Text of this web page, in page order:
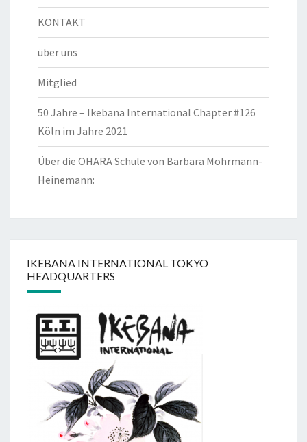
KONTAKT
über uns
Mitglied
50 Jahre – Ikebana International Chapter #126
Köln im Jahre 2021
Über die OHARA Schule von Barbara Mohrmann-
Heinemann:
IKEBANA INTERNATIONAL TOKYO
HEADQUARTERS